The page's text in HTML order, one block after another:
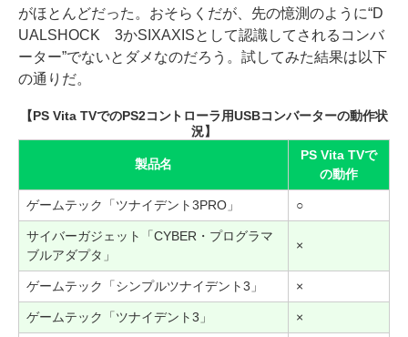
がほとんどだった。おそらくだが、先の憶測のように“D
UALSHOCK 3かSIXAXISとして認識してされるコンバ
ーター”でないとダメなのだろう。試してみた結果は以下
の通りだ。
【PS Vita TVでのPS2コントローラ用USBコンバーターの動作状
況】
製品名
PS Vita TVで
の動作
ゲームテック「ツナイデント3PRO」 ○
サイバーガジェット「CYBER・プログラマ
ブルアダプタ」
×
ゲームテック「シンプルツナイデント3」 ×
ゲームテック「ツナイデント3」 ×